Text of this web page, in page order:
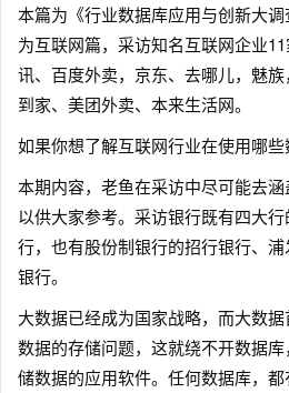
本篇为《行业数据库应用与创新大
为互联网篇，采访知名互联网企业
讯、百度外卖，京东、去哪儿，魅
到家、美团外卖、本来生活网。
如果你想了解互联网行业在使用哪些
本期内容，老鱼在采访中尽可能去涵
以供大家参考。采访银行既有四大
行，也有股份制银行的招行银行、
银行。
大数据已经成为国家战略，而大数
数据的存储问题，这就绕不开数据
储数据的应用软件。任何数据库，